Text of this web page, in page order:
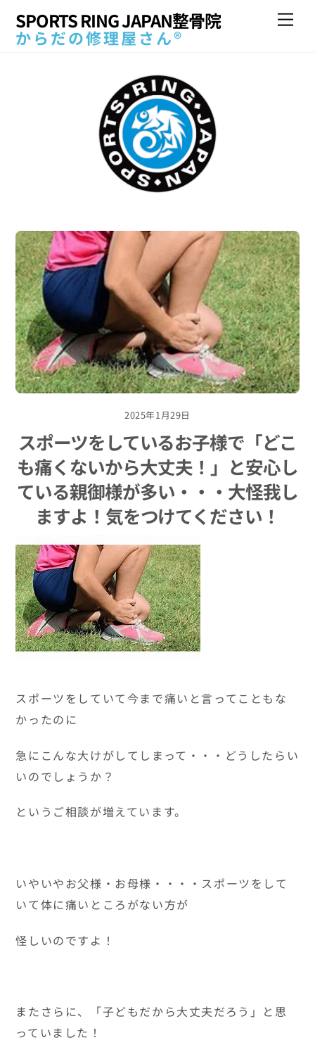
SPORTS RING JAPAN整骨院
からだの修理屋さん®
2025年1月29日
スポーツをしているお子様で「どこ
も痛くないから大丈夫！」と安心し
ている親御様が多い・・・大怪我し
ますよ！気をつけてください！
スポーツをしていて今まで痛いと言ってこともな
かったのに
急にこんな大けがしてしまって・・・どうしたらい
いのでしょうか？
というご相談が増えています。
いやいやお父様・お母様・・・・スポーツをして
いて体に痛いところがない方が
怪しいのですよ！
またさらに、「子どもだから大丈夫だろう」と思
っていました！